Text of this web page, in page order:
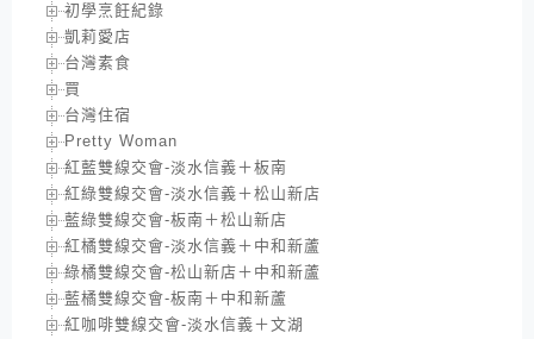
初學烹飪紀錄
凱莉愛店
台灣素食
買
台灣住宿
Pretty Woman
紅藍雙線交會-淡水信義＋板南
紅綠雙線交會-淡水信義＋松山新店
藍綠雙線交會-板南＋松山新店
紅橘雙線交會-淡水信義＋中和新蘆
綠橘雙線交會-松山新店＋中和新蘆
藍橘雙線交會-板南＋中和新蘆
紅咖啡雙線交會-淡水信義＋文湖